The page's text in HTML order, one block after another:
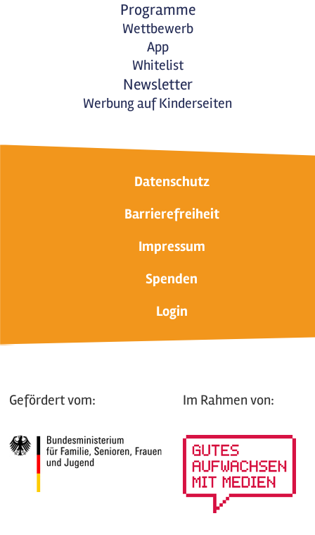
Programme
Wettbewerb
App
Whitelist
Newsletter
Werbung auf Kinderseiten
Datenschutz
Barrierefreiheit
Impressum
Spenden
Login
Gefördert vom: Im Rahmen von: